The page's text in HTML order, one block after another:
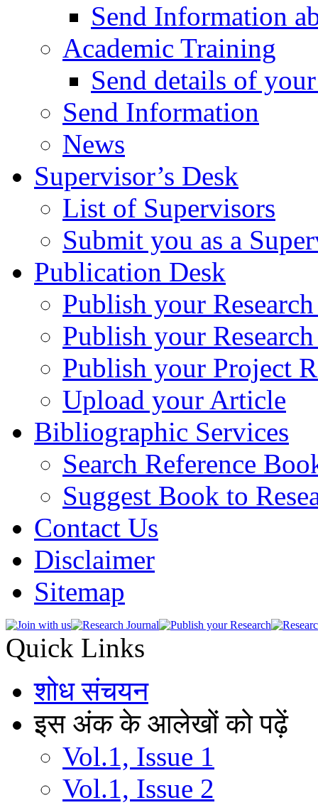
Send Information
Academic Training
Send details of
Send Information
News
Supervisor’s Desk
List of Supervisors
Submit you as a
Publication Desk
Publish your
Publish your
Publish your Project
Upload your Article
Bibliographic Services
Search Reference
Suggest Book to
Contact Us
Disclaimer
Sitemap
Quick Links
शोध संचयन
इस अंक के आलेखों को पढ़ें
Vol.1, Issue 1
Vol.1, Issue 2